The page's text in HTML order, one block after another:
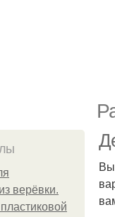
верёвки.